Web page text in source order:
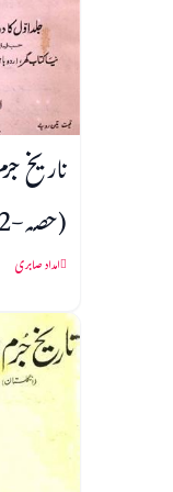
تاریخ
(حصہ-002)
امداد صابری